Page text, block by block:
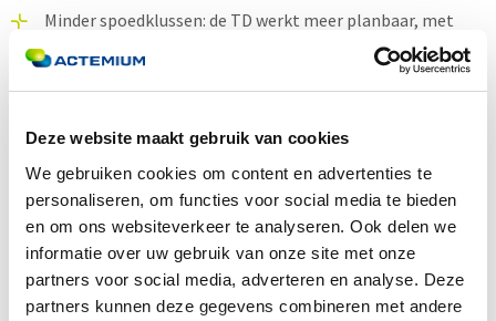
Deze website maakt gebruik van cookies
We gebruiken cookies om content en advertenties te
personaliseren, om functies voor social media te bieden
en om ons websiteverkeer te analyseren. Ook delen we
informatie over uw gebruik van onze site met onze
partners voor social media, adverteren en analyse. Deze
partners kunnen deze gegevens combineren met andere
Minder spoedklussen: de TD werkt meer planbaar, met
normale werktijden.
Duidelijke planning: iedereen weet welke acties wanneer
keuringen.
Hogere werktevredenheid: minder brandjes blussen, meer
vakmanschap.
Verbeterde KPI’s zoals hogere uptime, lagere MTTR,
betere schedule compliance en kortere uitlooptijden bij
stops.